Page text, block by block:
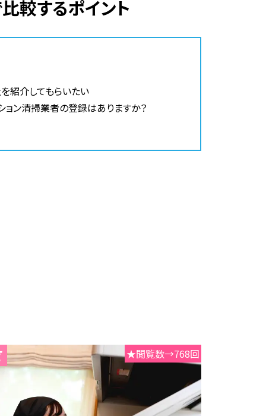
較するポイント
紹介してもらいたい
ョン清掃業者の登録はありますか？
★閲覧数→768回